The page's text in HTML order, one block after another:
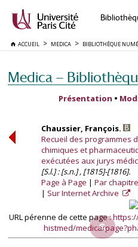
ACCUEIL MEDICA BIBLIOTHÈQUE
Medica —
Présentation •
Chaussier, François.
Recueil des programmes
chimiques et
exécutées aux jurys
[S.l.] : [s.n.] , [1815]-[1816].
Page à Page
Par
Sur Internet Archive
URL pérenne de cette page :
histmed/medica/